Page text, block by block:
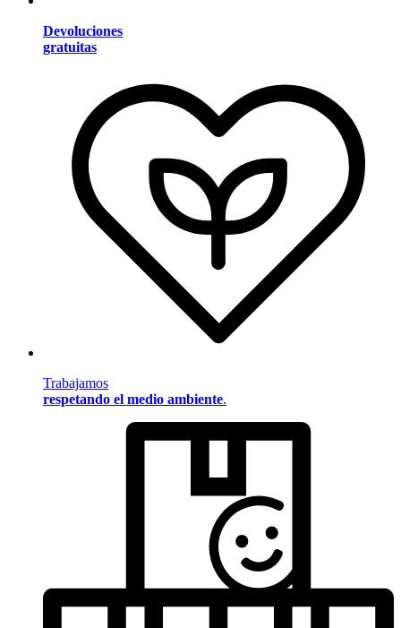
Devoluciones
gratuitas
Trabajamos
respetando el medio ambiente.